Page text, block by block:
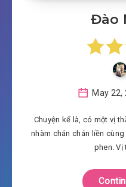
Đào
May 22,
Chuyện kể là, có một vị
nhàm chán chán liền
phen. Vị